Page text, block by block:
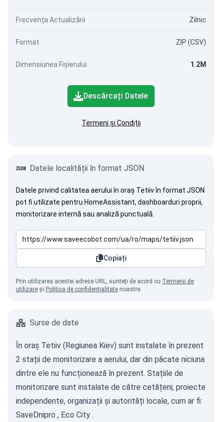
Frecvența Actualizării Zilnic
Format ZIP (CSV)
Dimensiunea Fișierului 1.2M
Descărcați Datele
Termeni și Condiții
Datele localității în format JSON
Datele privind calitatea aerului în oraș Tetiiv în format JSON
pot fi utilizate pentru HomeAssistant, dashboarduri proprii,
monitorizare internă sau analiză punctuală.
Copiați
Prin utilizarea acestei adrese URL, sunteți de acord cu Termenii de
utilizare și Politica de confidențialitate noastre.
Surse de date
În oraș Tetiiv (Regiunea Kiev) sunt instalate în prezent
2 stații de monitorizare a aerului, dar din păcate niciuna
dintre ele nu funcționează în prezent. Stațiile de
monitorizare sunt instalate de către cetățeni, proiecte
independente, organizații și autorități locale, cum ar fi:
SaveDnipro , Eco City .